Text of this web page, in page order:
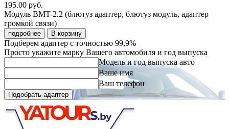
195.00 руб.
Модуль BMT-2.2 (блютуз адаптер, блютуз модуль, адаптер
громкой связи)
подробнее В корзину
Подберем адаптер c точностью 99,9%
Просто укажите марку Вашего автомобиля и год выпуска
Модель и год выпуска авто
Ваше имя
Ваш телефон
Подобрать адаптер